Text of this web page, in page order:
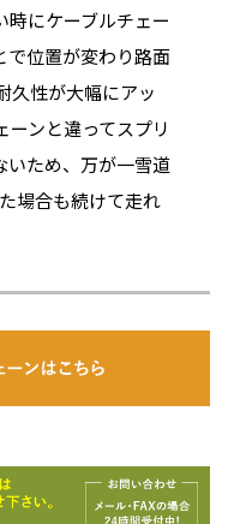
時にケーブルチェー
で位置が変わり路面
久性が大幅にアッ
ーンと違ってスプリ
いため、万が一雪道
場合も続けて走れ